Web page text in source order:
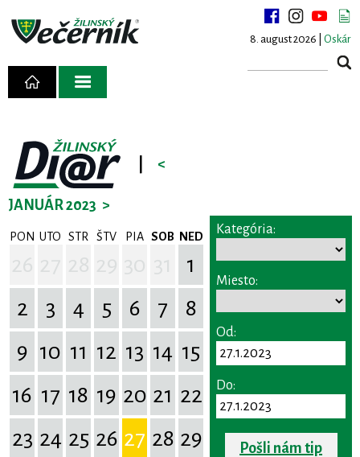
8. august 2026 | Oskár
<
JANUÁR 2023 >
PON UTO STR ŠTV PIA SOB NED
1
2
3 4 5 6 7
8
9 10 11 12 13 14 15
16 17 18 19 20 21 22
23 24 25 26 27 28 29
Kategória:
Miesto:
Od:
Do:
Pošli nám tip